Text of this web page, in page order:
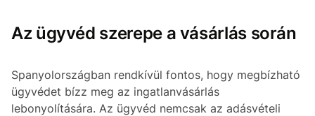
Az ügyvéd szerepe a vásárlás során
Spanyolországban rendkívül fontos, hogy megbízható
ügyvédet bízz meg az ingatlanvásárlás
lebonyolítására. Az ügyvéd nemcsak az adásvételi